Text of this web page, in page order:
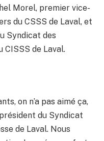
Morel, premier vice-
du CSSS de Laval, et
Syndicat des
de Laval.
on n’a pas aimé ça,
du Syndicat
de Laval. Nous